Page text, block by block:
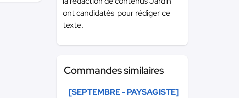
ont candidatés pour rédiger ce
texte.
Commandes similaires
[SEPTEMBRE - PAYSAGISTE]